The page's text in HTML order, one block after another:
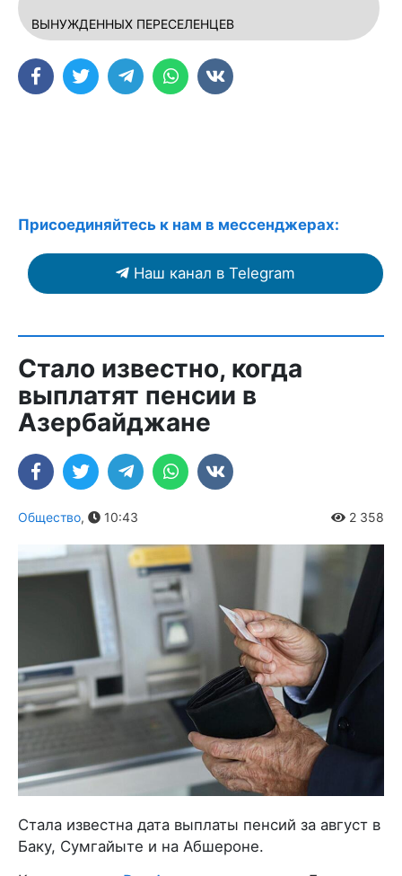
ВЫНУЖДЕННЫХ ПЕРЕСЕЛЕНЦЕВ
Присоединяйтесь к нам в мессенджерах:
Наш канал в Telegram
Стало известно, когда
выплатят пенсии в
Азербайджане
Общество, 10:43 2 358
Стала известна дата выплаты пенсий за август в
Баку, Сумгайыте и на Абшероне.